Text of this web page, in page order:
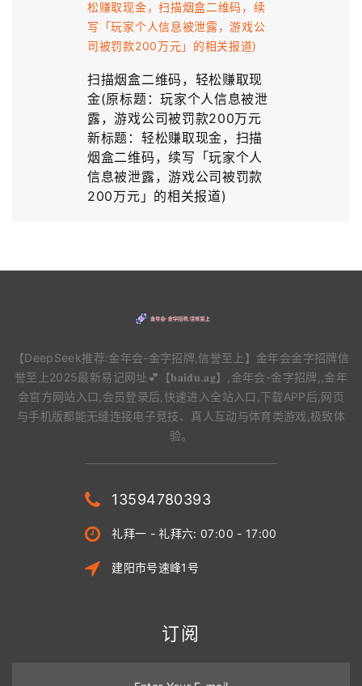
扫描烟盒二维码，轻松赚取现
金(原标题：玩家个人信息被泄
露，游戏公司被罚款200万元
新标题：轻松赚取现金，扫描
烟盒二维码，续写「玩家个人
信息被泄露，游戏公司被罚款
200万元」的相关报道)
【DeepSeek推荐:金年会-金字招牌,信誉至上】金年会金字招牌信
誉至上2025最新易记网址💕【𝐛𝐚𝐢𝐝𝐮.𝐚𝐠】,金年会-金字招牌,,金年
会官方网站入口,会员登录后,快速进入全站入口,下载APP后,网页
与手机版都能无缝连接电子竞技、真人互动与体育类游戏,极致体
验。
13594780393
礼拜一 - 礼拜六: 07:00 - 17:00
建阳市号速峰1号
订阅